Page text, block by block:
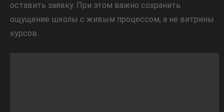
оставить заявку. При этом важно сохранить
ощущение школы с живым процессом, а не витрины
курсов.